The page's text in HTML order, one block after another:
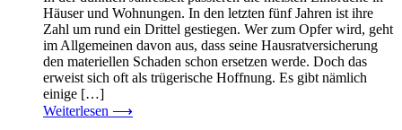
Häuser und Wohnungen. In den letzten fünf Jahren ist ihre
Zahl um rund ein Drittel gestiegen. Wer zum Opfer wird, geht
im Allgemeinen davon aus, dass seine Hausratversicherung
den materiellen Schaden schon ersetzen werde. Doch das
erweist sich oft als trügerische Hoffnung. Es gibt nämlich
einige […]
Weiterlesen ⟶